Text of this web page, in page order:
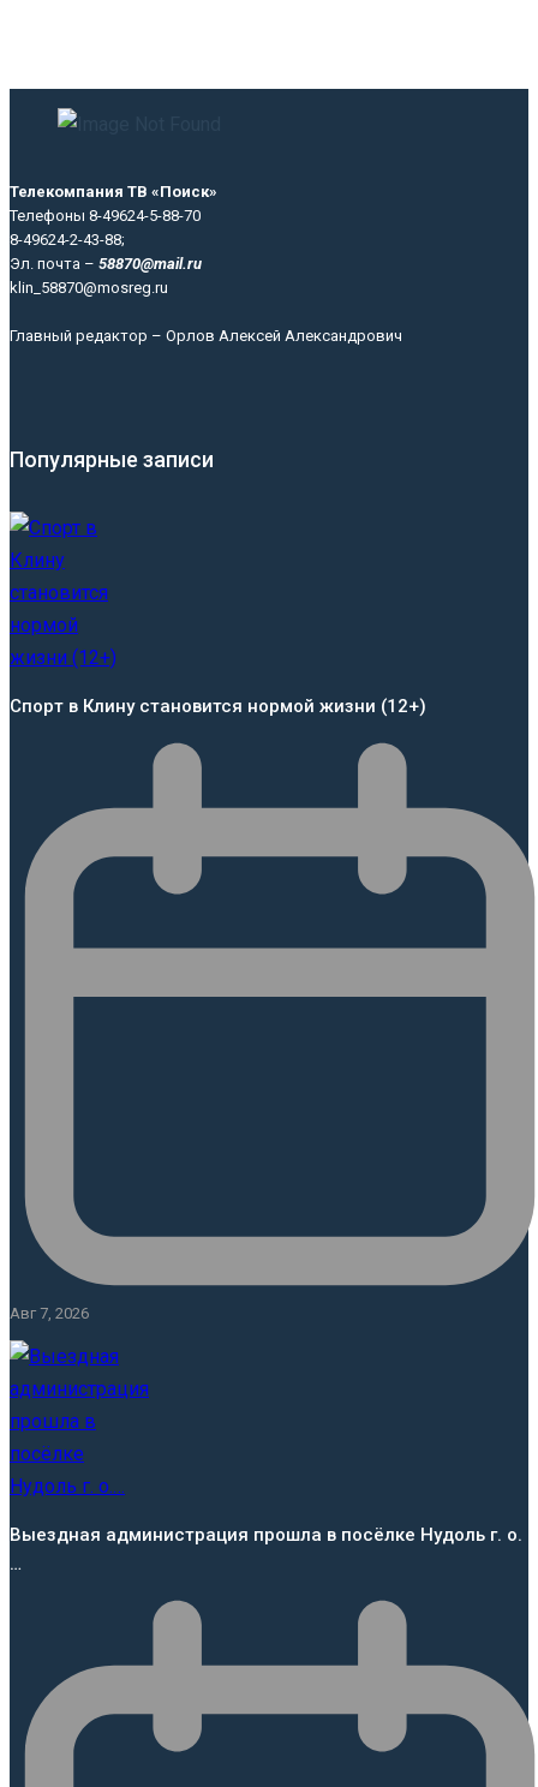
Телекомпания ТВ «Поиск»
Телефоны 8-49624-5-88-70
8-49624-2-43-88;
Эл. почта – 58870@mail.ru
klin_58870@mosreg.ru
Главный редактор – Орлов Алексей Александрович
Популярные записи
Спорт в Клину становится нормой жизни (12+)
Авг 7, 2026
Выездная администрация прошла в посёлке Нудоль г. о.
…